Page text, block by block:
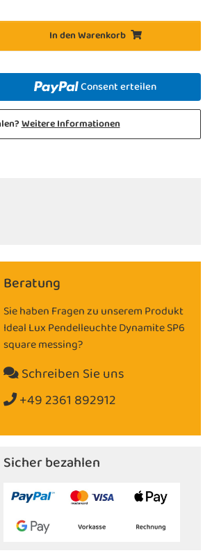
In den Warenkorb
Consent erteilen
Weitere Informationen
Beratung
Sie haben Fragen zu unserem Produkt
Ideal Lux Pendelleuchte Dynamite SP6
square messing?
Schreiben Sie uns
+49 2361 892912
Sicher bezahlen